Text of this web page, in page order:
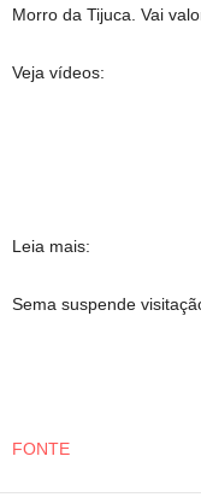
Morro da Tijuca. Vai
Veja vídeos:
Leia mais:
Sema suspende
FONTE